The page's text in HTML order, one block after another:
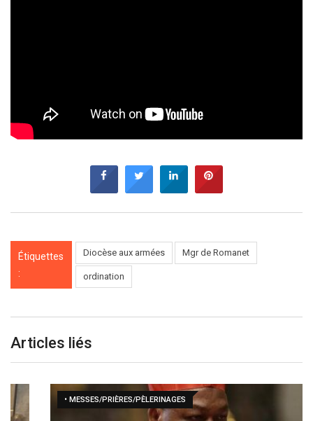
Étiquettes
:
Diocèse aux armées Mgr de Romanet
ordination
Articles liés
• MESSES/PRIÈRES/PÈLERINAGES